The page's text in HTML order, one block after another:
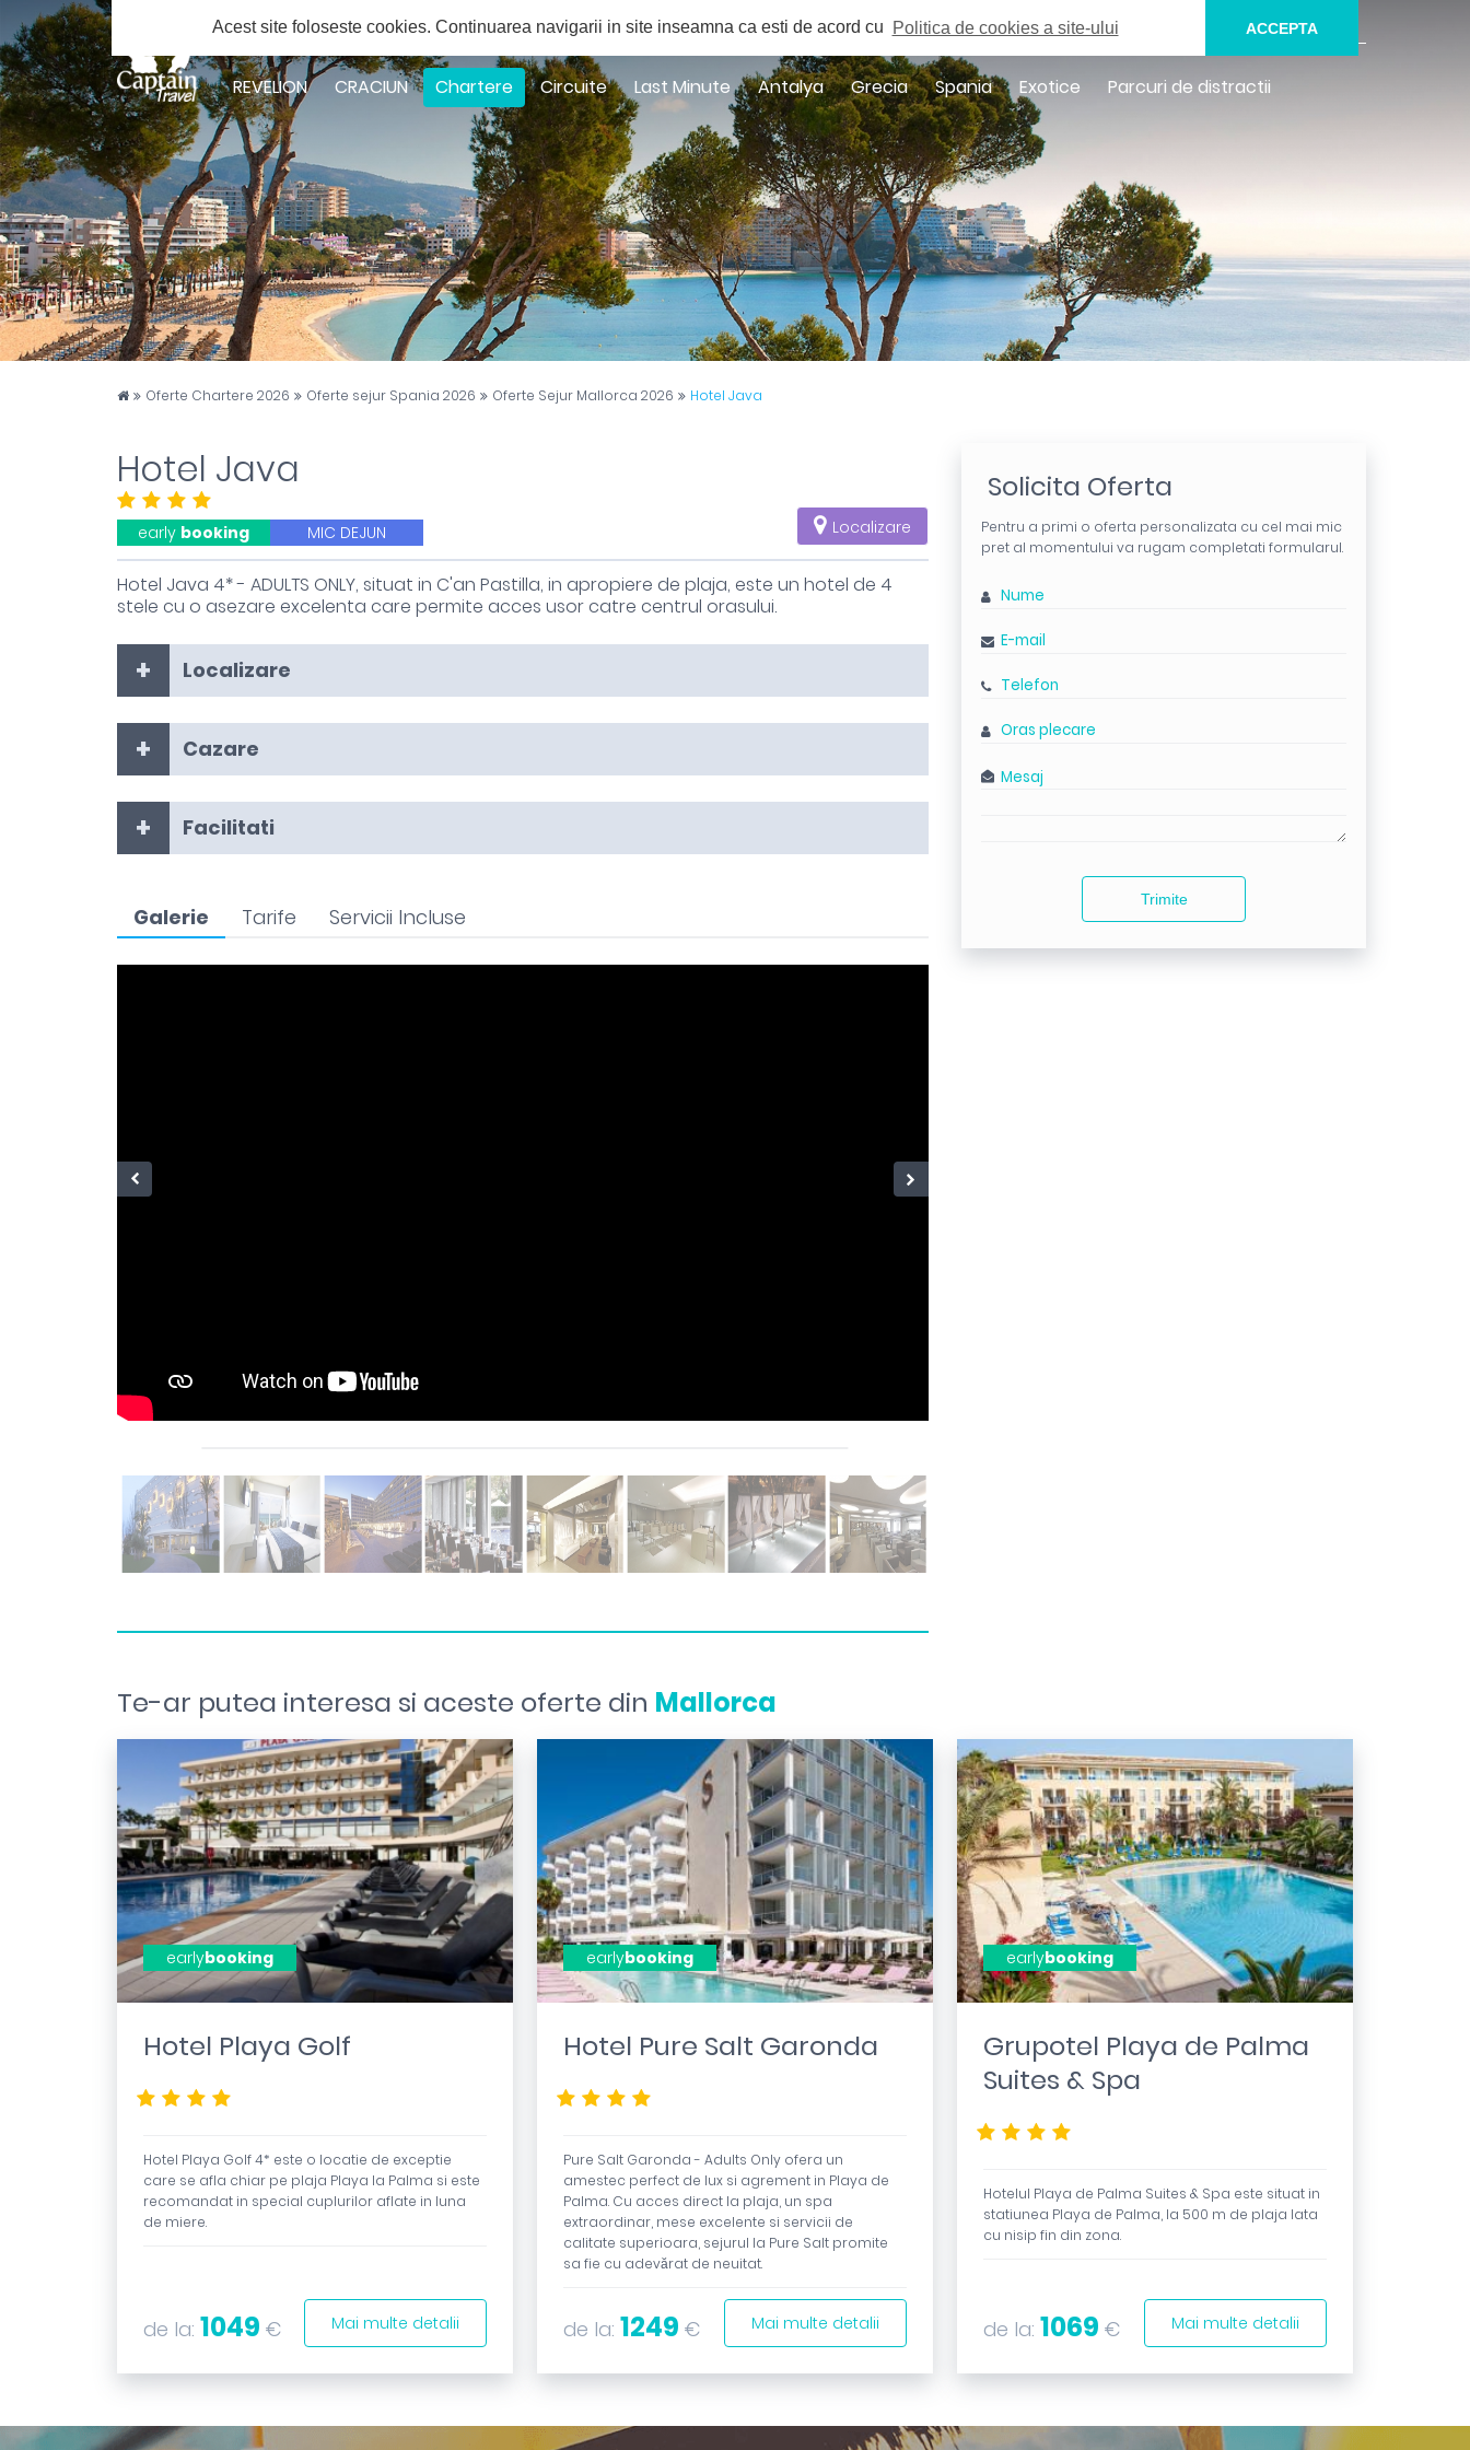
Acest site foloseste cookies.Continuarea navigarii in site inseamna ca esti de acord cu Politica de cookies a site-ului ACCEPTA
Captain Travel
Oferte Chartere 2026 Oferte sejur Spania 2026 Oferte Sejur Mallorca 2026 Hotel Java
Hotel Java
early booking MIC DEJUN Localizare
Hotel Java 4* - ADULTS ONLY, situat in C'an Pastilla, in apropiere de plaja, este un hotel de 4
stele cu o asezare excelenta care permite acces usor catre centrul orasului.
Localizare
Cazare
Facilitati
Galerie Tarife Servicii Incluse
Solicita Oferta
Pentru a primi o oferta personalizata cu cel mai mic
pret al momentului va rugam completati formularul.
Te-ar putea interesa si aceste oferte din Mallorca
Hotel Playa Golf
earlybooking
Hotel Playa Golf 4* este o locatie de exceptie
care se afla chiar pe plaja Playa la Palma si este
recomandat in special cuplurilor aflate in luna
de miere.
de la: 1049 € Mai multe detalii
Hotel Pure Salt Garonda
earlybooking
Pure Salt Garonda - Adults Only ofera un
amestec perfect de lux si agrement in Playa de
Palma. Cu acces direct la plaja, un spa
extraordinar, mese excelente si servicii de
calitate superioara, sejurul la Pure Salt promite
sa fie cu adevărat de neuitat.
de la:1249 € Mai multe detalii
Grupotel Playa de Palma
Suites & Spa
earlybooking
Hotelul Playa de Palma Suites & Spa este situat in
statiunea Playa de Palma, la 500 m de plaja lata
cu nisip fin din zona.
de la:1069 € Mai multe detalii
SUNA UN CONSULTANT 0732.136.171
Plus
Solicita oferta
REVELION CRACIUN Chartere Circuite Last Minute Antalya Grecia Spania Exotice Parcuri de distractii